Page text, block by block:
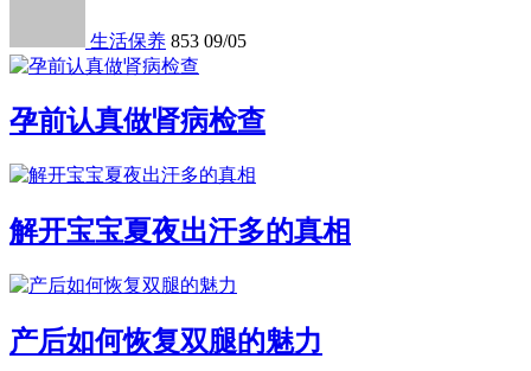
生活保养 853 09/05
孕前认真做肾病检查
解开宝宝夏夜出汗多的真相
产后如何恢复双腿的魅力